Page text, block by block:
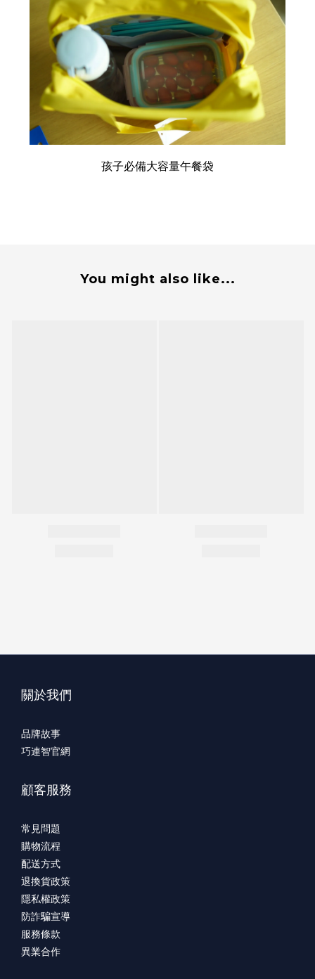
孩子必備大容量午餐袋
You might also like...
關於我們
品牌故事
巧連智官網
顧客服務
常見問題
購物流程
配送方式
退換貨政策
隱私權政策
防詐騙宣導
服務條款
異業合作